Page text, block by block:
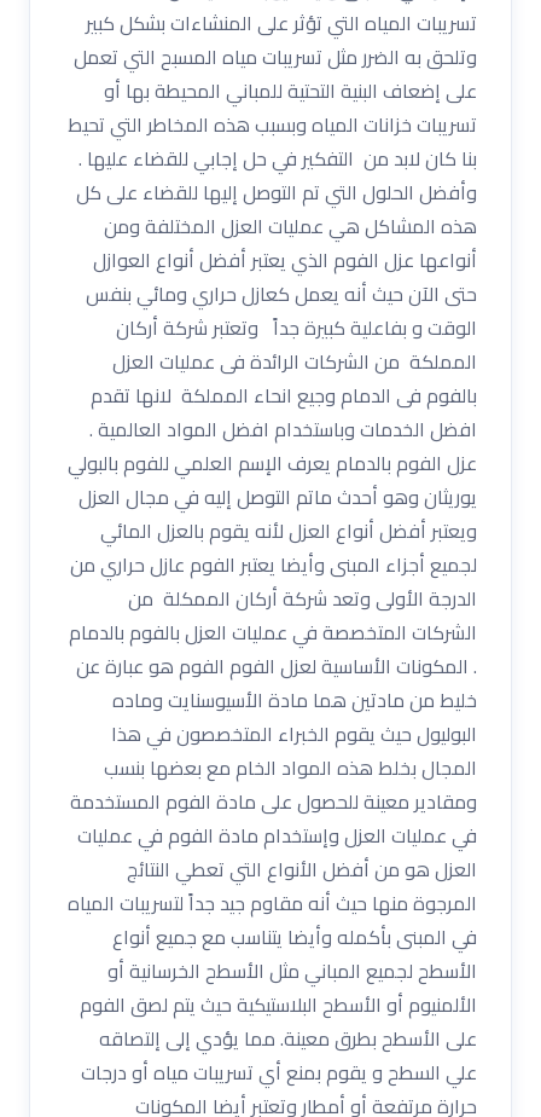
تسريبات المياه التي تؤثر على المنشاءات بشكل كبير
وتلحق به الضرر مثل تسريبات مياه المسبح التي تعمل
على إضعاف البنية التحتية للمباني المحيطة بها أو
تسريبات خزانات المياه وبسبب هذه المخاطر التي تحيط
بنا كان لابد من التفكير في حل إجابي للقضاء عليها .
وأفضل الحلول التي تم التوصل إليها للقضاء على كل
هذه المشاكل هي عمليات العزل المختلفة ومن
أنواعها عزل الفوم الذي يعتبر أفضل أنواع العوازل
حتى الآن حيث أنه يعمل كعازل حراري ومائي بنفس
الوقت و بفاعلية كبيرة جداً وتعتبر شركة أركان
المملكة من الشركات الرائدة فى عمليات العزل
بالفوم فى الدمام وجيع انحاء المملكة لانها تقدم
افضل الخدمات وباستخدام افضل المواد العالمية .
عزل الفوم بالدمام يعرف الإسم العلمي للفوم بالبولي
يوريثان وهو أحدث ماتم التوصل إليه في مجال العزل
ويعتبر أفضل أنواع العزل لأنه يقوم بالعزل المائي
لجميع أجزاء المبنى وأيضا يعتبر الفوم عازل حراري من
الدرجة الأولى وتعد شركة أركان الممكلة من
الشركات المتخصصة في عمليات العزل بالفوم بالدمام
. المكونات الأساسية لعزل الفوم الفوم هو عبارة عن
خليط من مادتين هما مادة الأسيوسنايت وماده
البوليول حيث يقوم الخبراء المتخصصون في هذا
المجال بخلط هذه المواد الخام مع بعضها بنسب
ومقادير معينة للحصول على مادة الفوم المستخدمة
في عمليات العزل وإستخدام مادة الفوم في عمليات
العزل هو من أفضل الأنواع التي تعطي النتائج
المرجوة منها حيث أنه مقاوم جيد جداً لتسريبات المياه
في المبنى بأكمله وأيضا يتناسب مع جميع أنواع
الأسطح لجميع المباني مثل الأسطح الخرسانية أو
الألمنيوم أو الأسطح البلاستيكية حيث يتم لصق الفوم
على الأسطح بطرق معينة. مما يؤدي إلى إلتصاقه
علي السطح و يقوم بمنع أي تسريبات مياه أو درجات
حرارة مرتفعة أو أمطار وتعتبر أيضا المكونات